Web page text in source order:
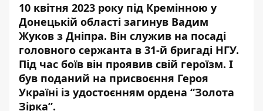
10 квітня 2023 року під Кремінною у
Донецькій області загинув Вадим
Жуков з Дніпра. Він служив на посаді
головного сержанта в 31-й бригаді НГУ.
Під час боїв він проявив свій героїзм. І
був поданий на присвоєння Героя
Україні із удостоєнням ордена “Золота
Зірка”.